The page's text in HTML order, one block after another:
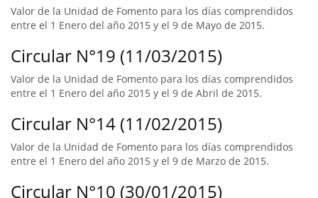
Valor de la Unidad de Fomento para los días comprendidos
entre el 1 Enero del año 2015 y el 9 de Mayo de 2015.
Circular N°19 (11/03/2015)
Valor de la Unidad de Fomento para los días comprendidos
entre el 1 Enero del año 2015 y el 9 de Abril de 2015.
Circular N°14 (11/02/2015)
Valor de la Unidad de Fomento para los días comprendidos
entre el 1 Enero del año 2015 y el 9 de Marzo de 2015.
Circular N°10 (30/01/2015)